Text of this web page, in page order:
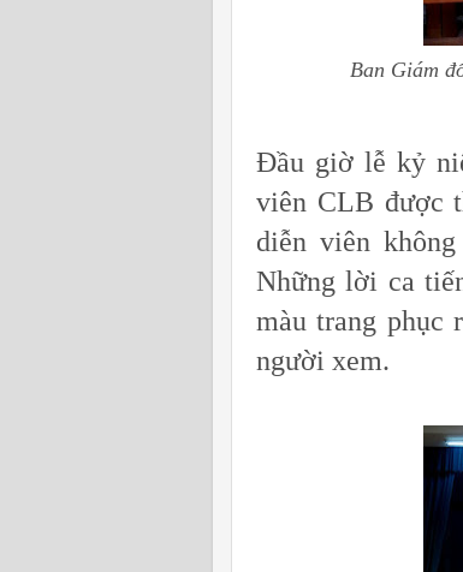
Ban Giám
Đầu giờ lễ kỷ
viên CLB được
diễn viên
Những lời ca
màu trang phục
người xem.